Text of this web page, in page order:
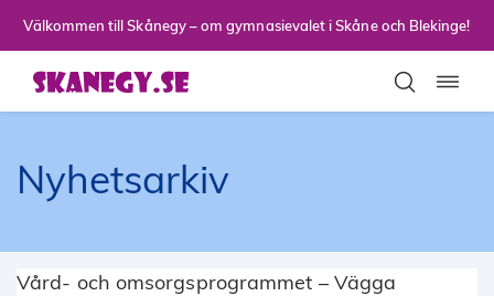
Välkommen till Skånegy – om gymnasievalet i Skåne och Blekinge!
Nyhetsarkiv
Vård- och omsorgsprogrammet – Vägga